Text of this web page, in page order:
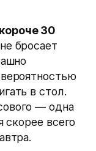
30
бросает
в стол.
— одна
скорее всего